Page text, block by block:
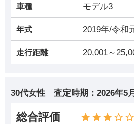
車種 モデル3
年式 2019年/令和
走行距離 20,001～
30代女性 査定時期： 2026年5月
総合評価